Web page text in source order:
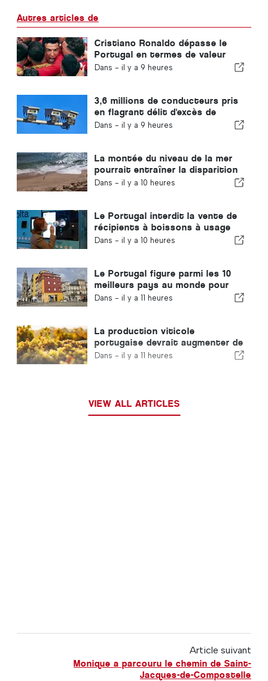
Autres articles de
Cristiano Ronaldo dépasse le
Portugal en termes de valeur
commerciale
Dans - il y a 9 heures
3,6 millions de conducteurs pris
en flagrant délit d'excès de
vitesse au Portugal en 10 ans
Dans - il y a 9 heures
La montée du niveau de la mer
pourrait entraîner la disparition
de 40 % des plages du Portugal
Dans - il y a 10 heures
Le Portugal interdit la vente de
récipients à boissons à usage
unique ne portant pas le logo «
Dans - il y a 10 heures
Le Portugal figure parmi les 10
meilleurs pays au monde pour
les expatriés
Dans - il y a 11 heures
La production viticole
portugaise devrait augmenter de
12 % lors de cette récolte
Dans - il y a 11 heures
VIEW ALL ARTICLES
Article suivant
Monique a parcouru le chemin de Saint-
Jacques-de-Compostelle